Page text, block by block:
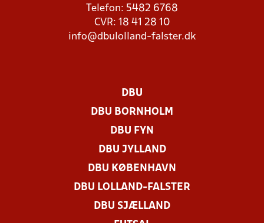
Telefon: 5482 6768
CVR: 18 41 28 10
info@dbulolland-falster.dk
DBU
DBU BORNHOLM
DBU FYN
DBU JYLLAND
DBU KØBENHAVN
DBU LOLLAND-FALSTER
DBU SJÆLLAND